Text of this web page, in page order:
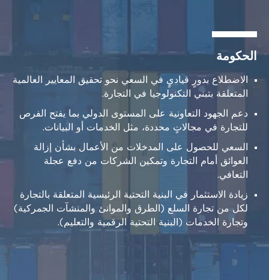
الحكومة
الاضطلاع بدورٍ قياديٍ في السعي نحو تحقيق المعايير العالمية
المتعلقة بتبني التكنولوجيا في التجارة.
دعم الجهود التعاونية على المستوى الدولي بما يفتح الفرص
للتجارة في مجالاتٍ محددة، مثل الخدمات أو البيانات.
السعي للحصول على المدخلات من الأعمال بشأن إزالة
العوائق أمام التجارة وتمكين الشركات من دفع عجلة
التعافي.
زيادة الاستثمار في البنية التحتية الرئيسية المتعلقة بالتجارة
لكل من تجارة السلع (الطرق والموانئ والمنشآت الجمركية)
وتجارة الخدمات (البنية التحتية الرقمية والتعليم).